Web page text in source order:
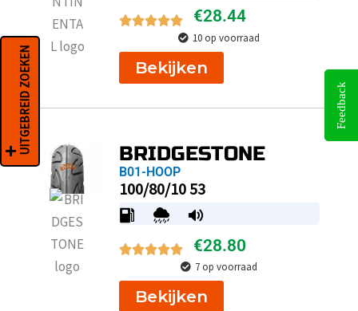
€28.44
10 op voorraad
Bekijken
BRIDGESTONE
B01-HOOP
100/80/10 53
€28.80
7 op voorraad
Bekijken
UITGEBREID ZOEKEN Feedback